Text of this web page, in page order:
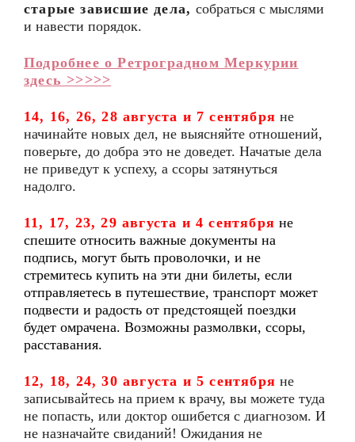
старые зависшие дела,собраться с мыслями
и навести порядок.
Подробнее о Ретроградном Меркурии
здесь >>>>>
14, 16, 26, 28 августа и 7 сентября не
начинайте новых дел, не выясняйте отношений,
поверьте, до добра это не доведет. Начатые дела
не приведут к успеху, а ссоры затянуться
надолго.
11, 17, 23, 29 августа и 4 сентября не
спешите относить важные документы на
подпись, могут быть проволочки, и не
стремитесь купить на эти дни билеты, если
отправляетесь в путешествие, транспорт может
подвести и радость от предстоящей поездки
будет омрачена. Возможны размолвки, ссоры,
расставания.
12, 18, 24, 30 августа и 5 сентября не
записывайтесь на прием к врачу, вы можете туда
не попасть, или доктор ошибется с диагнозом. И
не назначайте свиданий! Ожидания не